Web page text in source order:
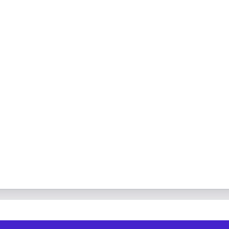
категории
категории